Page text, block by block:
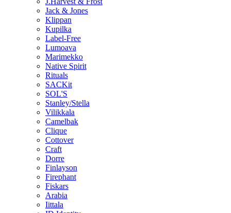
Jack & Jones
Klippan
Kupilka
Label-Free
Lumoava
Marimekko
Native Spirit
Rituals
SACKit
SOL'S
Stanley/Stella
Vilikkala
Camelbak
Clique
Cottover
Craft
Dorre
Finlayson
Firephant
Fiskars
Arabia
Iittala